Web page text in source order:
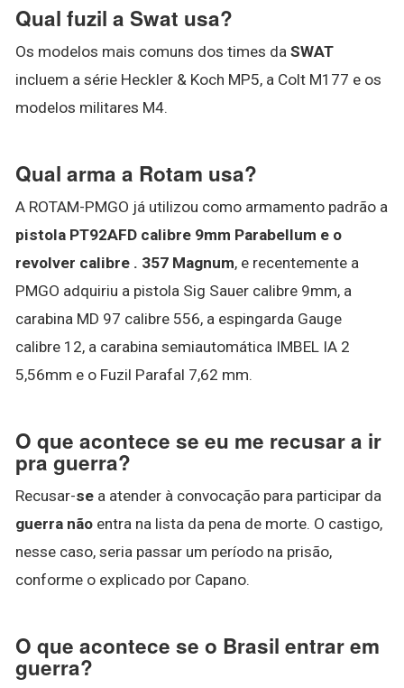
Qual fuzil a Swat usa?
Os modelos mais comuns dos times da SWAT
incluem a série Heckler & Koch MP5, a Colt M177 e os
modelos militares M4.
Qual arma a Rotam usa?
A ROTAM-PMGO já utilizou como armamento padrão a
pistola PT92AFD calibre 9mm Parabellum e o
revolver calibre . 357 Magnum, e recentemente a
PMGO adquiriu a pistola Sig Sauer calibre 9mm, a
carabina MD 97 calibre 556, a espingarda Gauge
calibre 12, a carabina semiautomática IMBEL IA 2
5,56mm e o Fuzil Parafal 7,62 mm.
O que acontece se eu me recusar a ir
pra guerra?
Recusar-se a atender à convocação para participar da
guerra não entra na lista da pena de morte. O castigo,
nesse caso, seria passar um período na prisão,
conforme o explicado por Capano.
O que acontece se o Brasil entrar em
guerra?